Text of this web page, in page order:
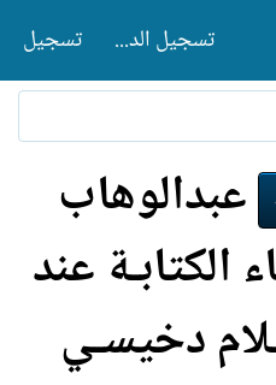
تسجيل الدخول تسجيل
عبدالوهاب
عند
دخيسـي